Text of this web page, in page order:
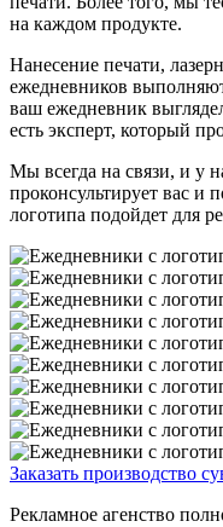
на каждом продукте.
Нанесение печати,
ежедневников
ваш ежедневник
есть эксперт, который
Мы всегда на связи, и у
проконсультирует вас и
логотипа подойдет для
Заказать производство
Рекламное агенство